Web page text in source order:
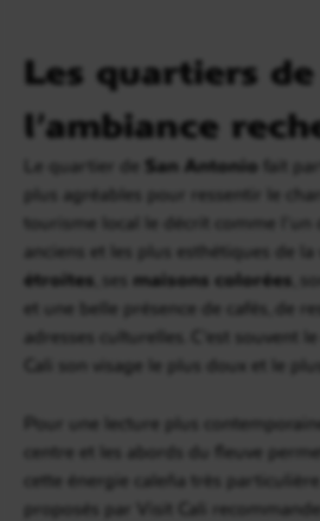
Les quartiers
l’ambiance
Le quartier de San Antonio fait
plus agréables pour ressentir le
tourisme local le décrit comme l’un
anciens et les plus esthétiques de la
étroites , ses maisons colorées ,
et une belle présence de cafés, de
adresses culturelles. C’est souvent
Cali son visage le plus doux et le
Pour une lecture plus
centre et les abords du fleuve
cette énergie caleña très
proposés par Visit Cali